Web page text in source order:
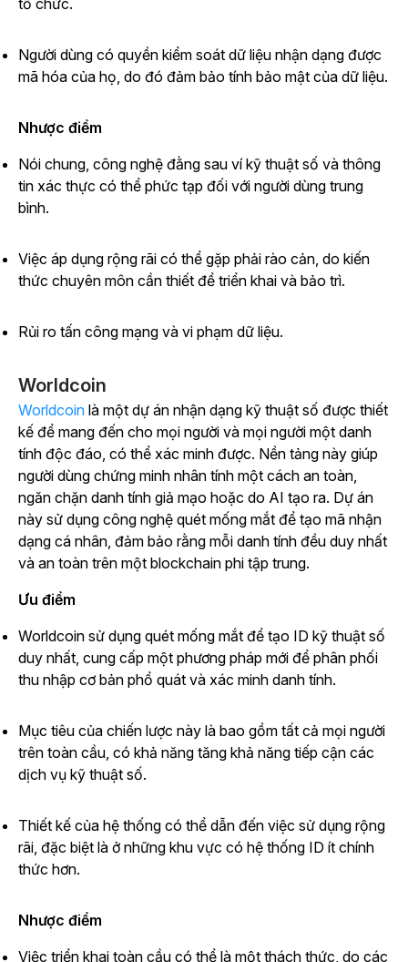
tổ chức.
Người dùng có quyền kiểm soát dữ liệu nhận dạng được
mã hóa của họ, do đó đảm bảo tính bảo mật của dữ liệu.
Nhược điểm
Nói chung, công nghệ đằng sau ví kỹ thuật số và thông
tin xác thực có thể phức tạp đối với người dùng trung
bình.
Việc áp dụng rộng rãi có thể gặp phải rào cản, do kiến
thức chuyên môn cần thiết để triển khai và bảo trì.
Rủi ro tấn công mạng và vi phạm dữ liệu.
Worldcoin
Worldcoin là một dự án nhận dạng kỹ thuật số được thiết
kế để mang đến cho mọi người và mọi người một danh
tính độc đáo, có thể xác minh được. Nền tảng này giúp
người dùng chứng minh nhân tính một cách an toàn,
ngăn chặn danh tính giả mạo hoặc do AI tạo ra. Dự án
này sử dụng công nghệ quét mống mắt để tạo mã nhận
dạng cá nhân, đảm bảo rằng mỗi danh tính đều duy nhất
và an toàn trên một blockchain phi tập trung.
Ưu điểm
Worldcoin sử dụng quét mống mắt để tạo ID kỹ thuật số
duy nhất, cung cấp một phương pháp mới để phân phối
thu nhập cơ bản phổ quát và xác minh danh tính.
Mục tiêu của chiến lược này là bao gồm tất cả mọi người
trên toàn cầu, có khả năng tăng khả năng tiếp cận các
dịch vụ kỹ thuật số.
Thiết kế của hệ thống có thể dẫn đến việc sử dụng rộng
rãi, đặc biệt là ở những khu vực có hệ thống ID ít chính
thức hơn.
Nhược điểm
Việc triển khai toàn cầu có thể là một thách thức, do các